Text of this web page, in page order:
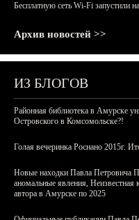
Бесплатную сеть Wi-Fi запустили
Архив новостей >>
ИЗ БЛОГОВ
Районная библиотека в Амурске
Островского в Комсомольске?!
Голая вечеринка Роснано 2015г.
Новые находки Павла Петровича
аномальные явления,
автора в Амурске по 2025